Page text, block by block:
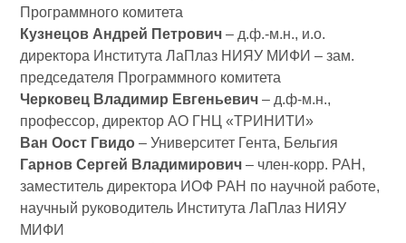
Программного комитета
Кузнецов Андрей Петрович – д.ф.-м.н., и.о.
директора Института ЛаПлаз НИЯУ МИФИ – зам.
председателя Программного комитета
Черковец Владимир Евгеньевич – д.ф-м.н.,
профессор, директор АО ГНЦ «ТРИНИТИ»
Ван Оост Гвидо – Университет Гента, Бельгия
Гарнов Сергей Владимирович – член-корр. РАН,
заместитель директора ИОФ РАН по научной работе,
научный руководитель Института ЛаПлаз НИЯУ
МИФИ